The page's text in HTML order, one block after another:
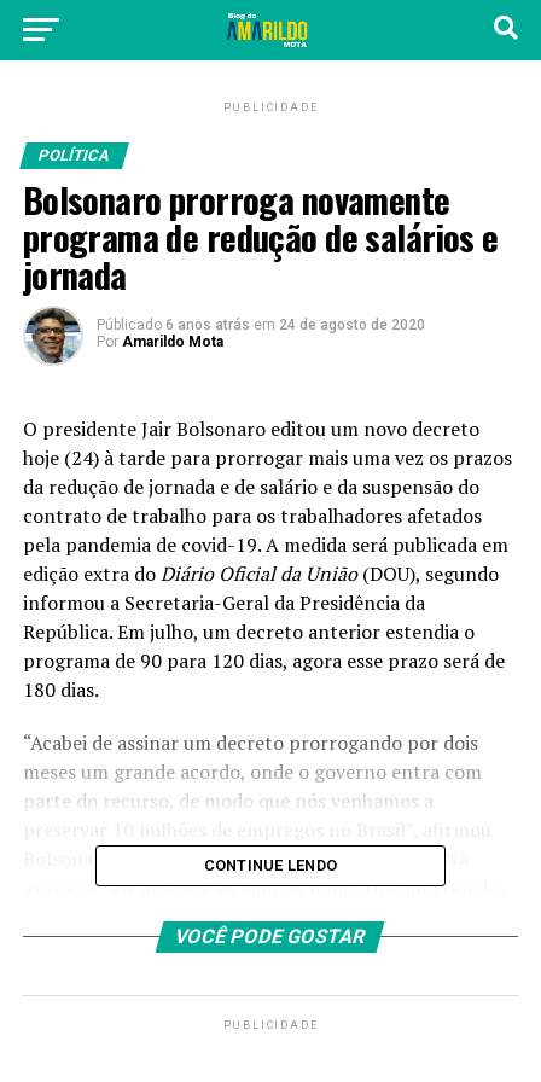
PUBLICIDADE
POLÍTICA
Bolsonaro prorroga novamente
programa de redução de salários e
jornada
Públicado 6 anos atrás em 24 de agosto de 2020
Por Amarildo Mota
O presidente Jair Bolsonaro editou um novo decreto
hoje (24) à tarde para prorrogar mais uma vez os prazos
da redução de jornada e de salário e da suspensão do
contrato de trabalho para os trabalhadores afetados
pela pandemia de covid-19. A medida será publicada em
edição extra doDiário Oficial da União(DOU), segundo
informou a Secretaria-Geral da Presidência da
República. Em julho, um decreto anterior estendia o
programa de 90 para 120 dias, agora esse prazo será de
180 dias.
“Acabei de assinar um decreto prorrogando por dois
meses um grande acordo, onde o governo entra com
parte do recurso, de modo que nós venhamos a
Bolsonaro em vídeo publicado nas redes sociais. Na
gravação, ele aparece ao lado do ministro Paulo Guedes
e do secretário especial de Previdência e Trabalho,
Bruno Bianco.
A proposta altera os períodos máximos de realização
dos acordos para redução proporcional de jornada e de
CONTINUE LENDO
VOCÊ PODE GOSTAR
PUBLICIDADE